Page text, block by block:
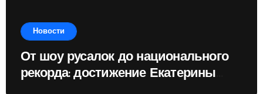
Новости
От шоу русалок до национального
рекорда: достижение Екатерины